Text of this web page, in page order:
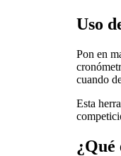
Uso
Pon en
cuando
Esta
¿Qué